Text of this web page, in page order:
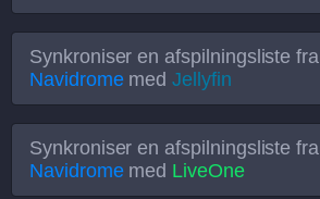
Synkroniser en afspilningsliste fra
NavidromemedJellyfin
Synkroniser en afspilningsliste fra
Navidromemed LiveOne